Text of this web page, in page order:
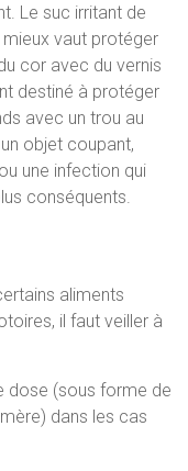
Le suc irritant de
mieux vaut protéger
cor avec du vernis
destiné à protéger
avec un trou au
objet coupant,
une infection qui
conséquents.
aliments
il faut veiller à
dose (sous forme de
dans les cas